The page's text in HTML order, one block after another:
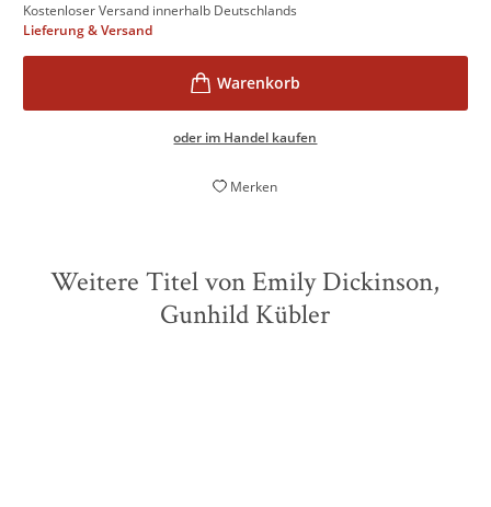
Kostenloser Versand innerhalb Deutschlands
Lieferung & Versand
oder im Handel kaufen
Merken
Weitere Titel von Emily Dickinson,
Gunhild Kübler